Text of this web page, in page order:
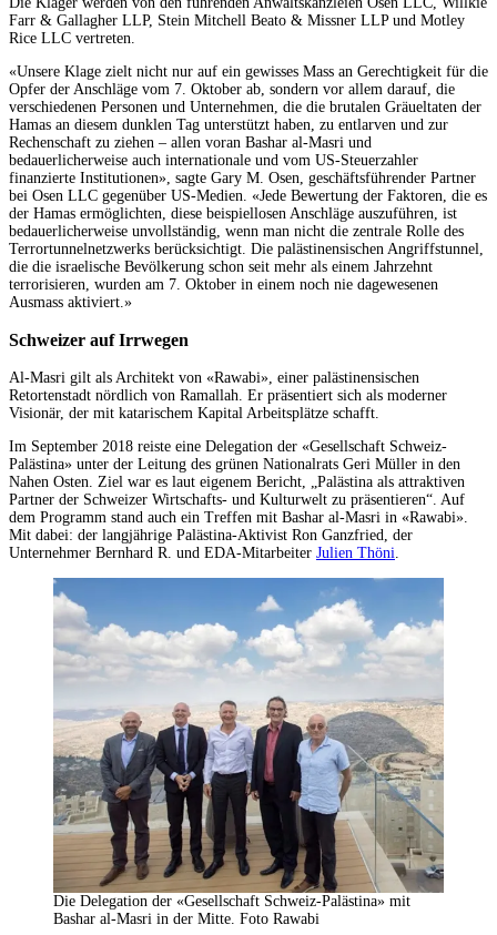
Farr & Gallagher LLP, Stein Mitchell Beato & Missner LLP und Motley
Rice LLC vertreten.
«Unsere Klage zielt nicht nur auf ein gewisses Mass an Gerechtigkeit für die
Opfer der Anschläge vom 7. Oktober ab, sondern vor allem darauf, die
verschiedenen Personen und Unternehmen, die die brutalen Gräueltaten der
Hamas an diesem dunklen Tag unterstützt haben, zu entlarven und zur
Rechenschaft zu ziehen – allen voran Bashar al-Masri und
bedauerlicherweise auch internationale und vom US-Steuerzahler
finanzierte Institutionen», sagte Gary M. Osen, geschäftsführender Partner
bei Osen LLC gegenüber US-Medien. «Jede Bewertung der Faktoren, die es
der Hamas ermöglichten, diese beispiellosen Anschläge auszuführen, ist
bedauerlicherweise unvollständig, wenn man nicht die zentrale Rolle des
Terrortunnelnetzwerks berücksichtigt. Die palästinensischen Angriffstunnel,
die die israelische Bevölkerung schon seit mehr als einem Jahrzehnt
terrorisieren, wurden am 7. Oktober in einem noch nie dagewesenen
Ausmass aktiviert.»
Schweizer auf Irrwegen
Al-Masri gilt als Architekt von «Rawabi», einer palästinensischen
Retortenstadt nördlich von Ramallah. Er präsentiert sich als moderner
Visionär, der mit katarischem Kapital Arbeitsplätze schafft.
Im September 2018 reiste eine Delegation der «Gesellschaft Schweiz-
Palästina» unter der Leitung des grünen Nationalrats Geri Müller in den
Nahen Osten. Ziel war es laut eigenem Bericht, „Palästina als attraktiven
Partner der Schweizer Wirtschafts- und Kulturwelt zu präsentieren“. Auf
dem Programm stand auch ein Treffen mit Bashar al-Masri in «Rawabi».
Mit dabei: der langjährige Palästina-Aktivist Ron Ganzfried, der
Unternehmer Bernhard R. und EDA-Mitarbeiter Julien Thöni.
Die Delegation der «Gesellschaft Schweiz-Palästina» mit
Bashar al-Masri in der Mitte. Foto Rawabi